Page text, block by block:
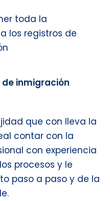
toda la
los registros de
inmigración
que con lleva la
contar con la
con experiencia
procesos y le
paso a paso y de la